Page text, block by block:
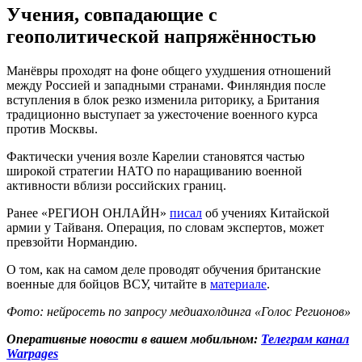
Учения, совпадающие с
геополитической напряжённостью
Манёвры проходят на фоне общего ухудшения отношений
между Россией и западными странами. Финляндия после
вступления в блок резко изменила риторику, а Британия
традиционно выступает за ужесточение военного курса
против Москвы.
Фактически учения возле Карелии становятся частью
широкой стратегии НАТО по наращиванию военной
активности вблизи российских границ.
Ранее «РЕГИОН ОНЛАЙН» писал об учениях Китайской
армии у Тайваня. Операция, по словам экспертов, может
превзойти Нормандию.
О том, как на самом деле проводят обучения британские
военные для бойцов ВСУ, читайте в материале.
Фото: нейросеть по запросу медиахолдинга «Голос Регионов»
Оперативные новости в вашем мобильном: Телеграм канал
Warpages